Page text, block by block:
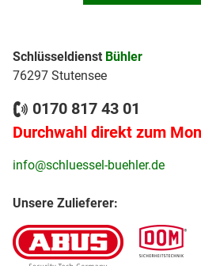
Schlüsseldienst Bühler
76297 Stutensee
0170 817 43 01
Durchwahl direkt zum
info@schluessel-buehler.de
Unsere Zulieferer: